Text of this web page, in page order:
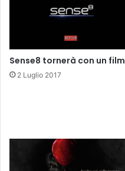
Sense8 tornerà con un film
2 Luglio 2017